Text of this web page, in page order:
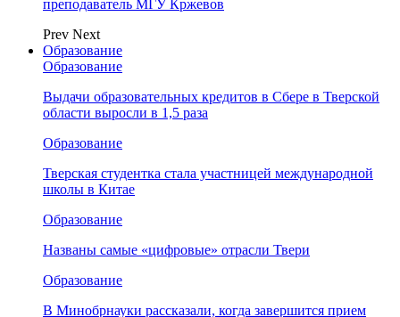
преподаватель МГУ Кржевов
Prev Next
Образование
Образование
Выдачи образовательных кредитов в Сбере в Тверской
области выросли в 1,5 раза
Образование
Тверская студентка стала участницей международной
школы в Китае
Образование
Названы самые «цифровые» отрасли Твери
Образование
В Минобрнауки рассказали, когда завершится прием